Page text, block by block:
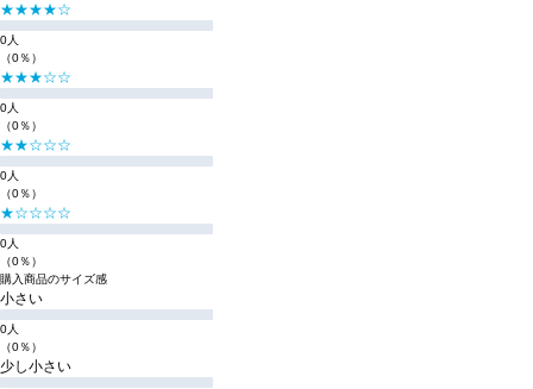
★★★★☆
0人
（0％）
★★★☆☆
0人
（0％）
★★☆☆☆
0人
（0％）
★☆☆☆☆
0人
（0％）
購入商品のサイズ感
小さい
0人
（0％）
少し小さい